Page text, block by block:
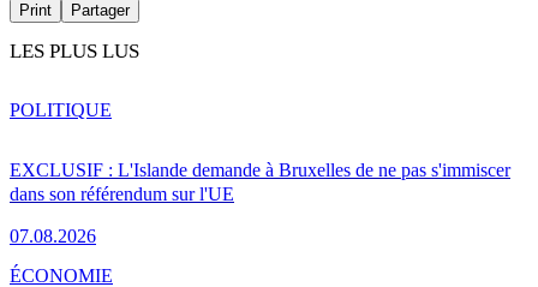
Print Partager
LES PLUS LUS
EXCLUSIF : L'Islande demande à Bruxelles de ne pas s'immiscer
dans son référendum sur l'UE
07.08.2026
POLITIQUE
ÉCONOMIE